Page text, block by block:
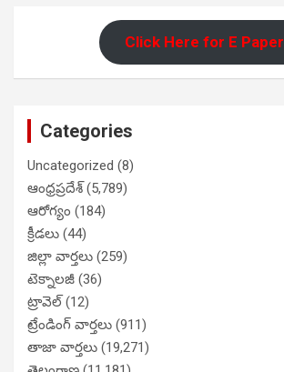
Click Here for E Paper
Categories
Uncategorized (8)
ఆంధ్రప్రదేశ్(5,789)
ఆరోగ్యం (184)
క్రీడలు (44)
జిల్లా వార్తలు (259)
టెక్నాలజీ (36)
ట్రావెల్(12)
ట్రేండింగ్ వార్తలు (911)
తాజా వార్తలు (19,271)